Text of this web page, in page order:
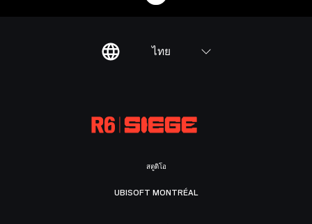
ไทย
สตูดิโอ
UBISOFT MONTRÉAL